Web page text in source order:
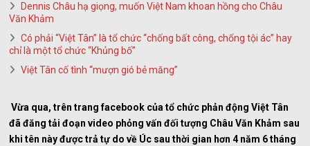
Dennis Châu hạ giọng, muốn Việt Nam khoan hồng cho Châu
Văn Khảm
Có phải “Việt Tân” là tổ chức “chống bất công, chống tội ác” hay
chỉ là một tổ chức “Khủng bố”
Việt Tân cố tình “mượn gió bẻ măng”
Vừa qua, trên trang facebook của tổ chức phản động Việt Tân
đã đăng tải đoạn video phỏng vấn đối tượng Châu Văn Khảm sau
khi tên này được trả tự do về Úc sau thời gian hơn 4 năm 6 tháng